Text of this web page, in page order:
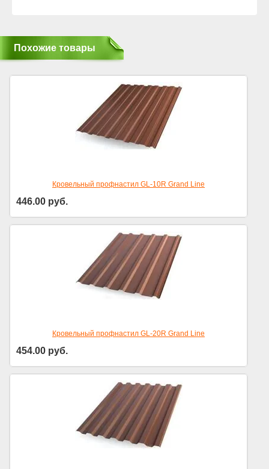
Похожие товары
Кровельный профнастил GL-10R Grand Line
446.00 руб.
Кровельный профнастил GL-20R Grand Line
454.00 руб.